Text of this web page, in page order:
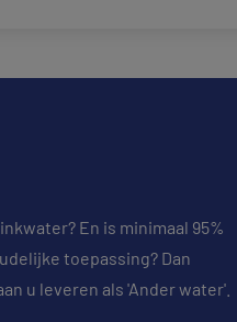
En is minimaal 95%
toepassing? Dan
u leveren als 'Ander water'.